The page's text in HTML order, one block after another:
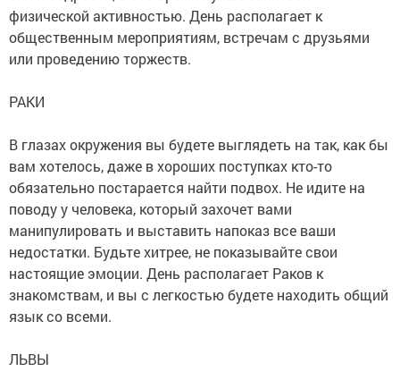
физической активностью. День располагает к
общественным мероприятиям, встречам с друзьями
или проведению торжеств.
РАКИ
В глазах окружения вы будете выглядеть на так, как бы
вам хотелось, даже в хороших поступках кто-то
обязательно постарается найти подвох. Не идите на
поводу у человека, который захочет вами
манипулировать и выставить напоказ все ваши
недостатки. Будьте хитрее, не показывайте свои
настоящие эмоции. День располагает Раков к
знакомствам, и вы с легкостью будете находить общий
язык со всеми.
ЛЬВЫ